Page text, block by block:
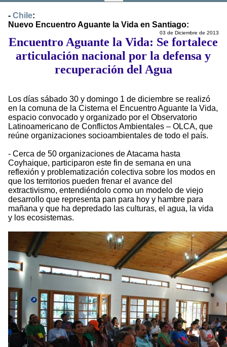
- Chile:
Nuevo Encuentro Aguante la Vida en Santiago:
03 de Diciembre de 2013
Encuentro Aguante la Vida: Se fortalece
articulación nacional por la defensa y
recuperación del Agua
Los días sábado 30 y domingo 1 de diciembre se realizó
en la comuna de la Cisterna el Encuentro Aguante la Vida,
espacio convocado y organizado por el Observatorio
Latinoamericano de Conflictos Ambientales – OLCA, que
reúne organizaciones socioambientales de todo el país.
- Cerca de 50 organizaciones de Atacama hasta
Coyhaique, participaron este fin de semana en una
reflexión y problematización colectiva sobre los modos en
que los territorios pueden frenar el avance del
extractivismo, entendiéndolo como un modelo de viejo
desarrollo que representa pan para hoy y hambre para
mañana y que ha depredado las culturas, el agua, la vida
y los ecosistemas.